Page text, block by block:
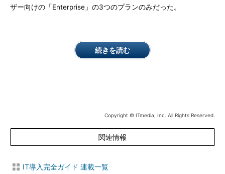
ザー向けの「Enterprise」の3つのプランのみだった。
続きを読む
Copyright © ITmedia, Inc. All Rights Reserved.
関連情報
IT導入完全ガイド 連載一覧